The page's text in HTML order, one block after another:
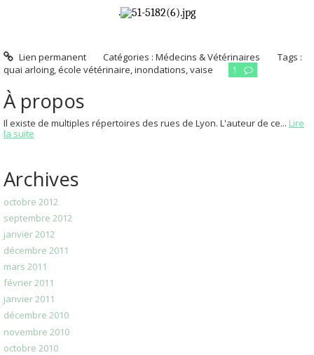
.
Lien permanent Catégories :Médecins & Vétérinaires
Tags :
quai arloing,école vétérinaire,inondations,vaise 1
À propos
Il existe de multiples répertoires des rues de Lyon. L'auteur de ce... Lire
la suite
Archives
octobre 2012
septembre 2012
janvier 2012
décembre 2011
mars 2011
février 2011
janvier 2011
décembre 2010
novembre 2010
octobre 2010